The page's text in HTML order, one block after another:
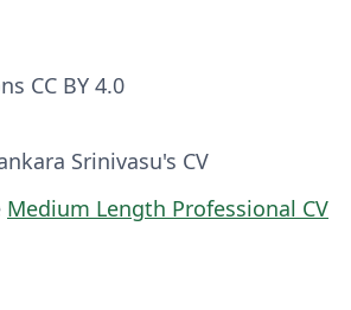
CC BY 4.0
Srinivasu's CV
Medium Length Professional CV